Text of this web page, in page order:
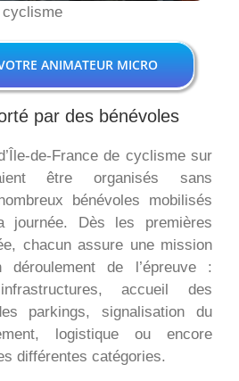
cyclisme
ANIMATEUR MICRO
par des bénévoles
de-France de cyclisme sur
être organisés sans
bénévoles mobilisés
Dès les premières
chacun assure une mission
déroulement de l’épreuve :
accueil des
parkings, signalisation du
logistique ou encore
différentes catégories.